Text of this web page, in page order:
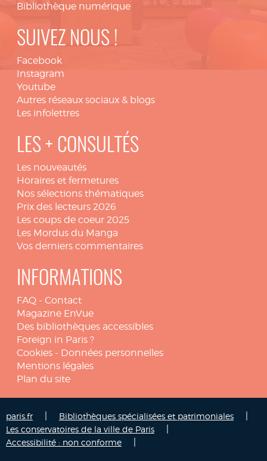
Bibliothèque numérique
SUIVEZ NOUS !
Facebook
Instagram
Youtube
Autres réseaux sociaux & blogs
Les infolettres
LES + CONSULTÉS
Les nouveautés
Horaires et fermetures
Nos sélections thématiques
Prix des lecteurs 2026
Les coups de coeur 2025
Les Mordus du Manga
Vos derniers commentaires
INFORMATIONS
FAQ - Contact
Magazine EnVue
Des bibliothèques accessibles
Foreign in Paris ?
Cookies - Données personnelles
Mentions légales
Plan du site
paris.fr Bibliothèques spécialisées et patrimoniales
Les conservatoires de la ville de Paris
Accessibilité : non conforme